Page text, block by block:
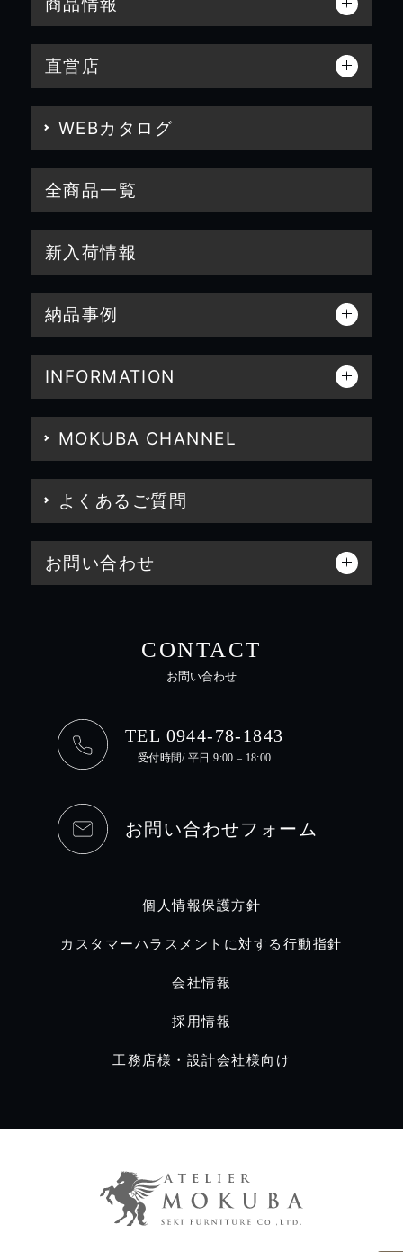
直営店
WEBカタログ
全商品一覧
新入荷情報
納品事例
INFORMATION
MOKUBA CHANNEL
よくあるご質問
お問い合わせ
CONTACT
お問い合わせ
TEL 0944-78-1843
受付時間/ 平日 9:00 – 18:00
お問い合わせフォーム
個人情報保護方針
カスタマーハラスメントに対する行動指針
会社情報
採用情報
工務店様・設計会社様向け